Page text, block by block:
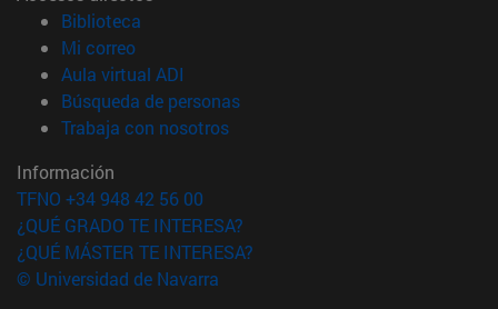
Biblioteca
Mi correo(abre en nueva ventana)
Aula virtual ADI
Búsqueda de personas(abre en nueva ventana)
Trabaja con nosotros(abre en nueva ventana)
Información
TFNO +34 948 42 56 00
¿QUÉ GRADO TE INTERESA?
¿QUÉ MÁSTER TE INTERESA?
© Universidad de Navarra